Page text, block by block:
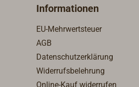
Informationen
EU-Mehrwertsteuer
AGB
Datenschutzerklärung
Widerrufsbelehrung
Online-Kauf widerrufen